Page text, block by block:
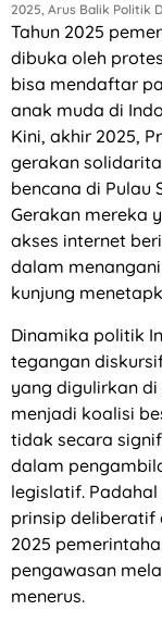
2025, Arus Balik Politik
Tahun 2025
dibuka oleh
bisa mendaftar
anak muda di
Kini, akhir 2025,
gerakan
bencana di Pulau
Gerakan mereka
akses internet
dalam
kunjung
Dinamika politik
tegangan
yang digulirkan
menjadi koalisi
tidak secara
dalam
legislatif.
prinsip deliberatif
2025
pengawasan
menerus.